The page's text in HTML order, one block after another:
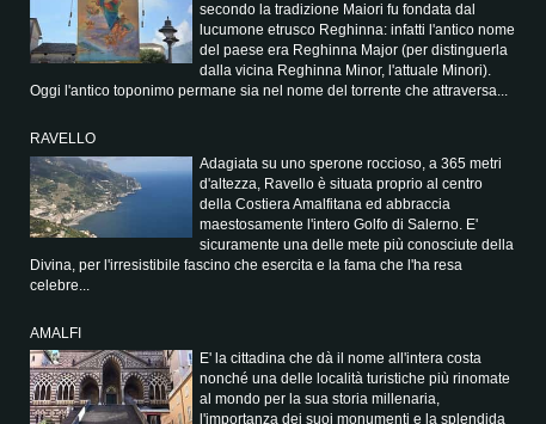
secondo la tradizione Maiori fu fondata dal
lucumone etrusco Reghinna: infatti l'antico nome
del paese era Reghinna Major (per distinguerla
dalla vicina Reghinna Minor, l'attuale Minori).
Oggi l'antico toponimo permane sia nel nome del torrente che attraversa...
RAVELLO
Adagiata su uno sperone roccioso, a 365 metri
d'altezza, Ravello è situata proprio al centro
della Costiera Amalfitana ed abbraccia
maestosamente l'intero Golfo di Salerno. E'
sicuramente una delle mete più conosciute della
Divina, per l'irresistibile fascino che esercita e la fama che l'ha resa
celebre...
AMALFI
E' la cittadina che dà il nome all'intera costa
nonché una delle località turistiche più rinomate
al mondo per la sua storia millenaria,
l'importanza dei suoi monumenti e la splendida